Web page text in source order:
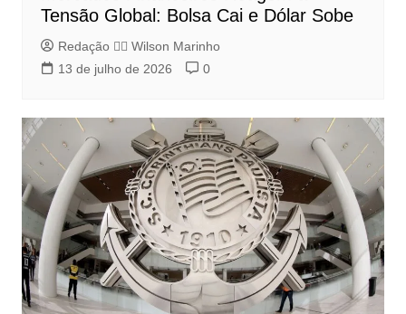
Tensão Global: Bolsa Cai e Dólar Sobe
Redação 👨‍⚖️​ Wilson Marinho
13 de julho de 2026
0